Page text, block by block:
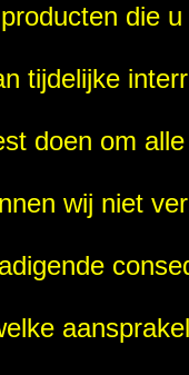
die
tijdelijke
doen om
wij niet